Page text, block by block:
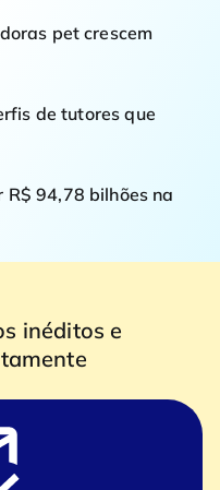
pet crescem
de tutores que
94,78 bilhões na
inéditos e